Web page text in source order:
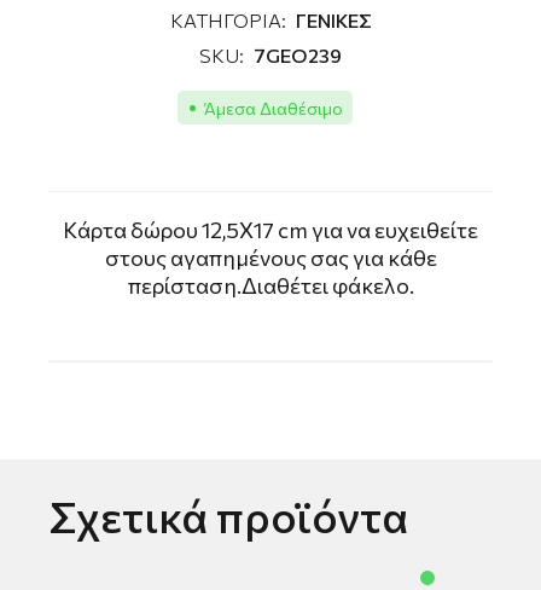
ΚΑΤΗΓΟΡΙΑ: ΓΕΝΙΚΕΣ
SKU: 7GEO239
Άμεσα Διαθέσιμο
Kάρτα δώρου 12,5Χ17 cm για να ευχειθείτε
στους αγαπημένους σας για κάθε
περίσταση.Διαθέτει φάκελο.
Σχετικά προϊόντα